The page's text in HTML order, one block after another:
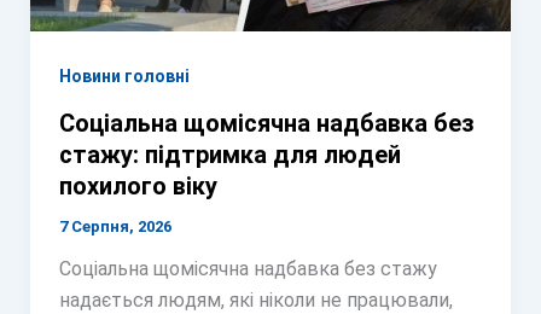
Новини головні
Соціальна щомісячна надбавка без
стажу: підтримка для людей
похилого віку
7 Серпня, 2026
Соціальна щомісячна надбавка без стажу
надається людям, які ніколи не працювали,